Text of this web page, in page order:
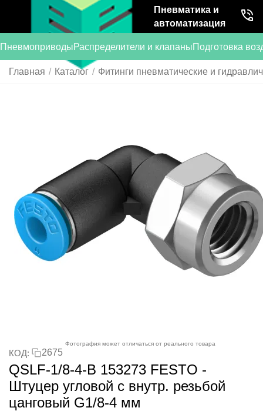
Пневматика и
автоматизация
ПневмоприводыРаспределители и клапаныПодготовка
Главная / Каталог / Фитинги пневматические и
Фотография может отличаться от реального товара
КОД: 2675
QSLF-1/8-4-B 153273 FESTO -
Штуцер угловой с внутр. резьбой
цанговый G1/8-4 мм